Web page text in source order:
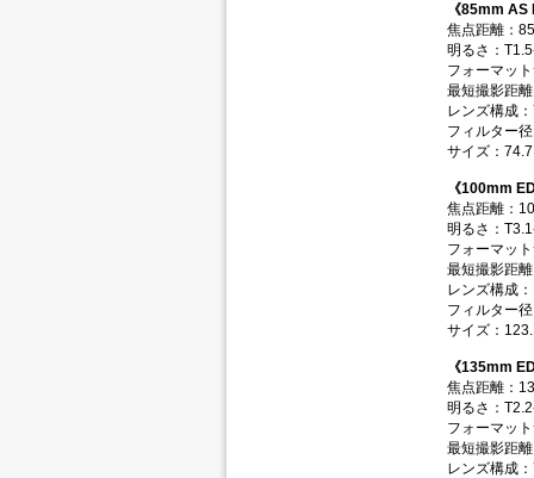
《85mm
焦点距離：
明るさ：
フォーマッ
最短撮影距
レンズ構成
フィルター
サイズ：
《100mm
焦点距離：
明るさ：
フォーマッ
最短撮影距
レンズ構成
フィルター
サイズ：
《135mm
焦点距離：
明るさ：
フォーマッ
最短撮影距
レンズ構成